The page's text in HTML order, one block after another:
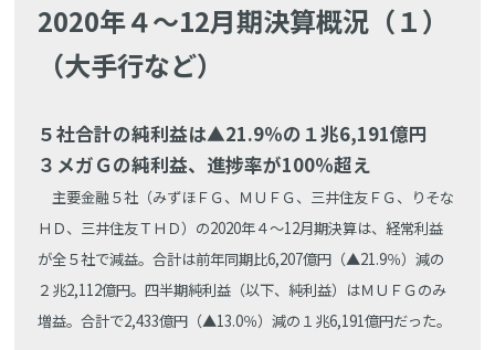
2020年４～12月期決算概況（１）
（大手行など）
５社合計の純利益は▲21.9％の１兆6,191億円
３メガＧの純利益、進捗率が100％超え
主要金融５社（みずほＦＧ、ＭＵＦＧ、三井住友ＦＧ、りそな
ＨＤ、三井住友ＴＨＤ）の2020年４～12月期決算は、経常利益
が全５社で減益。合計は前年同期比6,207億円（▲21.9％）減の
２兆2,112億円。四半期純利益（以下、純利益）はＭＵＦＧのみ
増益。合計で2,433億円（▲13.0％）減の１兆6,191億円だった。